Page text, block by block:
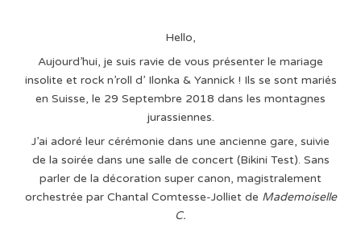
Hello,
Aujourd’hui, je suis ravie de vous présenter le mariage
insolite et rock n’roll d’ Ilonka & Yannick ! Ils se sont mariés
en Suisse, le 29 Septembre 2018 dans les montagnes
jurassiennes.
J’ai adoré leur cérémonie dans une ancienne gare, suivie
de la soirée dans une salle de concert (Bikini Test). Sans
parler de la décoration super canon, magistralement
orchestrée par Chantal Comtesse-Jolliet de Mademoiselle
C.